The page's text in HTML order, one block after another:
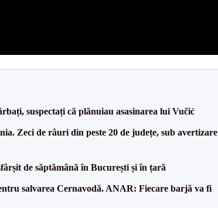
suspectați că plănuiau asasinarea lui Vučić
Zeci de râuri din peste 20 de județe, sub avertizare
de săptămână în București și în țară
salvarea Cernavodă. ANAR: Fiecare barjă va fi